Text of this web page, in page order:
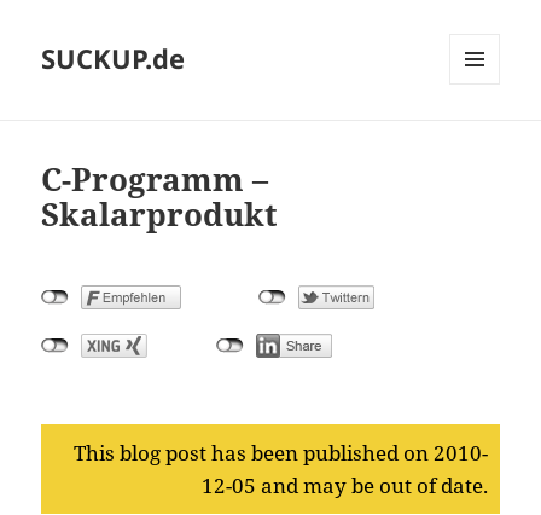
SUCKUP.de
C-Programm –
Skalarprodukt
This blog post has been published on 2010-
12-05 and may be out of date.